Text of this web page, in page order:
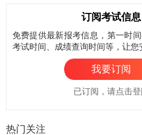
订阅考试信息
免费提供最新报考信息，第一时间
考试时间、成绩查询时间等，让您
我要订阅
已订阅，请点击
热门关注